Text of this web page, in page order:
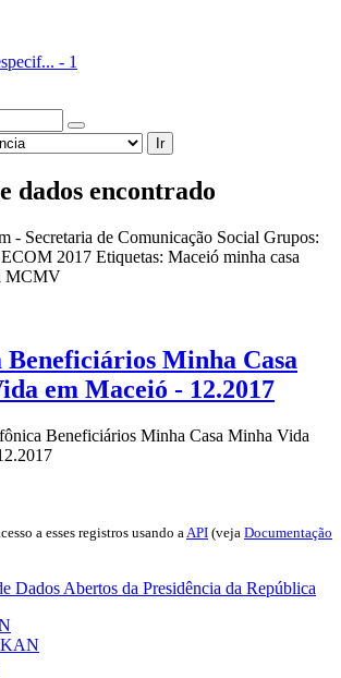
- 1
Ir
dados encontrado
- Secretaria de Comunicação Social Grupos:
2017 Etiquetas: Maceió minha casa
MCMV
Beneficiários Minha Casa
em Maceió - 12.2017
Beneficiários Minha Casa Minha Vida
a esses registros usando a API (veja Documentação
Dados Abertos da Presidência da República